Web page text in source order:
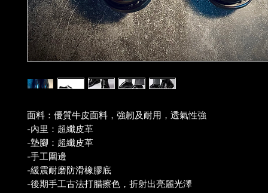
面料：優質牛皮面料，強韌及耐用，透氣性強
-內里：超纖皮革
-墊腳：超纖皮革
-手工圍邊
-緩震耐磨防滑橡膠底
-後期手工古法打腊擦色，折射出亮麗光澤